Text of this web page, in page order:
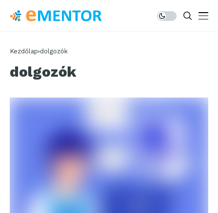
Kezdőlap dolgozók
dolgozók